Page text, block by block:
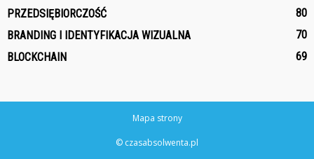
PRZEDSIĘBIORCZOŚĆ
80
BRANDING I IDENTYFIKACJA WIZUALNA
70
BLOCKCHAIN
69
Mapa strony
© czasabsolwenta.pl